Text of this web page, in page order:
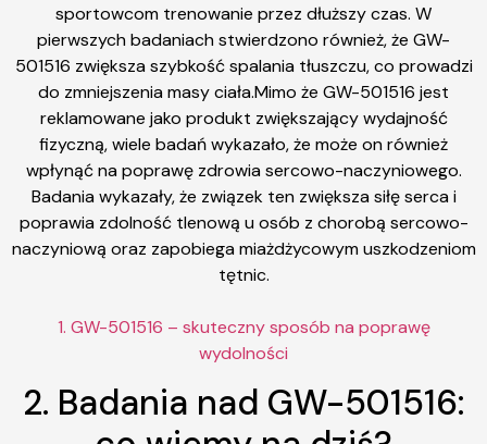
sportowcom trenowanie przez dłuższy czas. W
pierwszych badaniach stwierdzono również, że GW-
501516 zwiększa szybkość spalania tłuszczu, co prowadzi
do zmniejszenia masy ciała.Mimo że GW-501516 jest
reklamowane jako produkt zwiększający wydajność
fizyczną, wiele badań wykazało, że może on również
wpłynąć na poprawę zdrowia sercowo-naczyniowego.
Badania wykazały, że związek ten zwiększa siłę serca i
poprawia zdolność tlenową u osób z chorobą sercowo-
naczyniową oraz zapobiega miażdżycowym uszkodzeniom
tętnic.
1. GW-501516 – skuteczny sposób na poprawę
wydolności
2. Badania nad GW-501516: